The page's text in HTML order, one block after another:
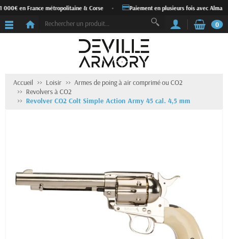
en France métropolitaine & Corse Paiement en plusieurs fois avec Alma
0
Accueil Loisir
Armes de poing à air comprimé ou CO2
Revolvers à CO2
Revolver CO2 Colt Simple Action Army 45 cal. 4,5 mm